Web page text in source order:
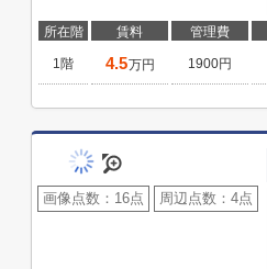
所在階 賃料 管理費
1階 4.5万円 1900円
画像点数： 16点 周辺点数： 4点